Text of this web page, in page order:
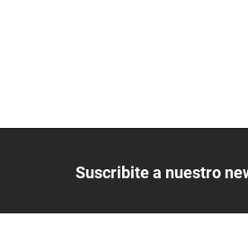
Suscribite a nuestro